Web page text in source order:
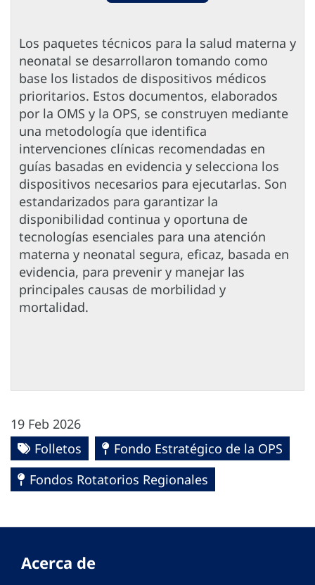
Los paquetes técnicos para la salud materna y
neonatal se desarrollaron tomando como
base los listados de dispositivos médicos
prioritarios. Estos documentos, elaborados
por la OMS y la OPS, se construyen mediante
una metodología que identifica
intervenciones clínicas recomendadas en
guías basadas en evidencia y selecciona los
dispositivos necesarios para ejecutarlas. Son
estandarizados para garantizar la
disponibilidad continua y oportuna de
tecnologías esenciales para una atención
materna y neonatal segura, eficaz, basada en
evidencia, para prevenir y manejar las
principales causas de morbilidad y
mortalidad.
19 Feb 2026
Folletos
Fondo Estratégico de la OPS
Fondos Rotatorios Regionales
Acerca de